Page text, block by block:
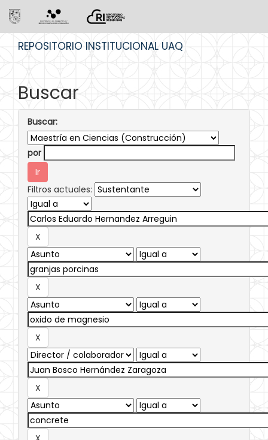
REPOSITORIO INSTITUCIONAL UAQ
Buscar
Buscar:
por
Filtros actuales: